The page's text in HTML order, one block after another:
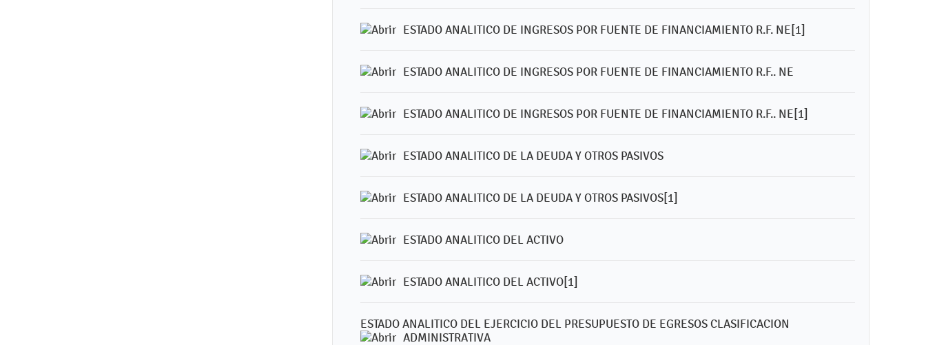
ESTADO ANALITICO DE INGRESOS POR FUENTE DE FINANCIAMIENTO R.F. NE[1]
ESTADO ANALITICO DE INGRESOS POR FUENTE DE FINANCIAMIENTO R.F.. NE
ESTADO ANALITICO DE INGRESOS POR FUENTE DE FINANCIAMIENTO R.F.. NE[1]
ESTADO ANALITICO DE LA DEUDA Y OTROS PASIVOS
ESTADO ANALITICO DE LA DEUDA Y OTROS PASIVOS[1]
ESTADO ANALITICO DEL ACTIVO
ESTADO ANALITICO DEL ACTIVO[1]
ESTADO ANALITICO DEL EJERCICIO DEL PRESUPUESTO DE EGRESOS CLASIFICACION
ADMINISTRATIVA